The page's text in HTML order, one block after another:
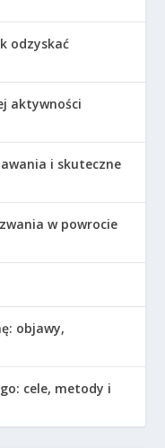
odzyskać
aktywności
i skuteczne
w powrocie
objawy,
cele, metody i